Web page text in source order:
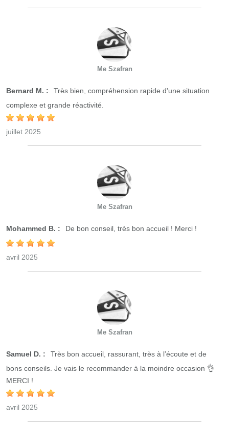
Me Szafran
Bernard M. :
Très bien, compréhension rapide d'une situation
complexe et grande réactivité.
juillet 2025
Me Szafran
Mohammed B. : De bon conseil, très bon accueil ! Merci !
avril 2025
Me Szafran
Samuel D. :
Très bon accueil, rassurant, très à l’écoute et de
bons conseils. Je vais le recommander à la moindre occasion 👌
MERCI !
avril 2025